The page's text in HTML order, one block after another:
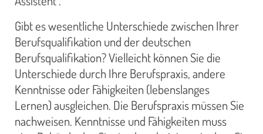
Gibt es wesentliche Unterschiede zwischen Ihrer
Berufsqualifikation und der deutschen
Berufsqualifikation? Vielleicht können Sie die
Unterschiede durch Ihre Berufspraxis, andere
Kenntnisse oder Fähigkeiten (lebenslanges
Lernen) ausgleichen. Die Berufspraxis müssen Sie
nachweisen. Kenntnisse und Fähigkeiten muss